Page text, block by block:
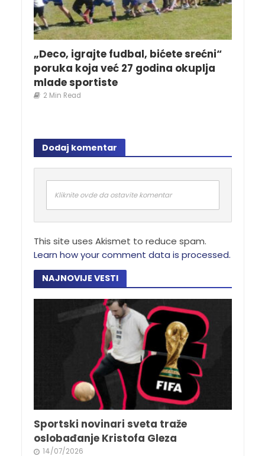
„Deco, igrajte fudbal, bićete srećni“
poruka koja već 27 godina okuplja
mlade sportiste
2 Min Read
Dodaj komentar
Kliknite ovde da ostavite komentar
This site uses Akismet to reduce spam.
Learn how your comment data is processed.
NAJNOVIJE VESTI
Sportski novinari sveta traže
oslobađanje Kristofa Gleza
14/07/2026